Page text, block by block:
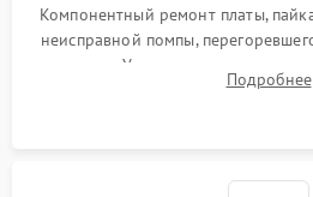
Компонентный ремонт платы,
неисправной помпы,
жерновов. Установка новых
ring) и тефлоновых трубок для
Подробнее